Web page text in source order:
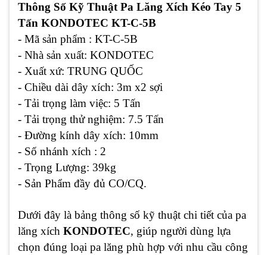
Thông Số Kỹ Thuật Pa Lăng Xích Kéo Tay 5
Tấn KONDOTEC KT-C-5B
- Mã sản phẩm : KT-C-5B
- Nhà sản xuất: KONDOTEC
- Xuất xứ: TRUNG QUỐC
- Chiều dài dây xích: 3m x2 sợi
- Tải trọng làm việc: 5 Tấn
- Tải trọng thử nghiệm: 7.5 Tấn
- Đường kính dây xích: 10mm
- Số nhánh xích : 2
- Trọng Lượng: 39kg
- Sản Phẩm đầy đủ CO/CQ.
Dưới đây là bảng thông số kỹ thuật chi tiết của pa
lăng xích KONDOTEC, giúp người dùng lựa
chọn đúng loại pa lăng phù hợp với nhu cầu công